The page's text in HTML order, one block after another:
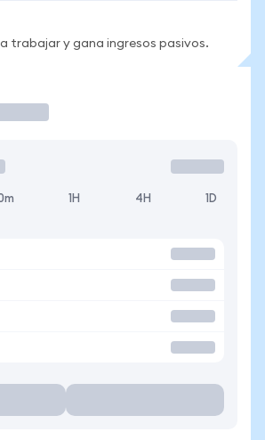
trabajar y gana ingresos pasivos.
1H 4H 1D